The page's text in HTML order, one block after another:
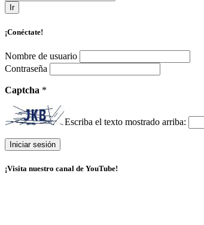
Ir
¡Conéctate!
Nombre de usuario
Contraseña
Captcha *
Escriba el texto mostrado arriba:
¡Visita nuestro canal de YouTube!